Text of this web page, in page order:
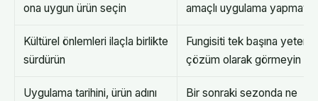
ona uygun ürün seçin
amaçlı uygulama yapmayın
Kültürel önlemleri ilaçla birlikte
sürdürün
Fungisiti tek başına yeterli
çözüm olarak görmeyin
Uygulama tarihini, ürün adını
Bir sonraki sezonda ne